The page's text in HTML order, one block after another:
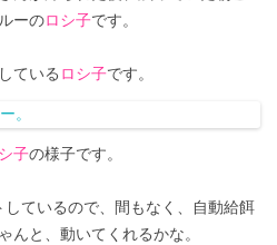
ーのロシ子です。
ている ロシ子です。
子の様子です。
ているので、間もなく、自動給餌
んと、動いてくれるかな。